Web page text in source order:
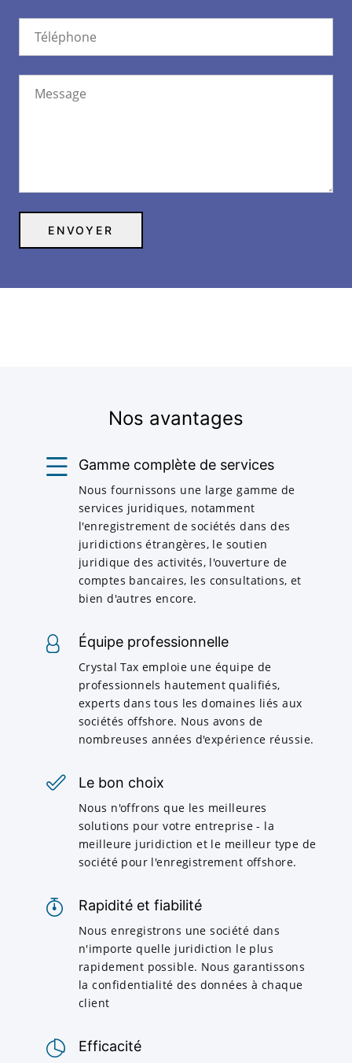
Nos avantages
Gamme complète de services
Nous fournissons une large gamme de
services juridiques, notamment
l'enregistrement de sociétés dans des
juridictions étrangères, le soutien
juridique des activités, l'ouverture de
comptes bancaires, les consultations, et
bien d'autres encore.
Équipe professionnelle
Crystal Tax emploie une équipe de
professionnels hautement qualifiés,
experts dans tous les domaines liés aux
sociétés offshore. Nous avons de
nombreuses années d'expérience réussie.
Le bon choix
Nous n'offrons que les meilleures
solutions pour votre entreprise - la
meilleure juridiction et le meilleur type de
société pour l'enregistrement offshore.
Rapidité et fiabilité
Nous enregistrons une société dans
n'importe quelle juridiction le plus
rapidement possible. Nous garantissons
la confidentialité des données à chaque
client
Efficacité